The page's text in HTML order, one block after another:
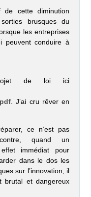
de cette diminution
brusques du
les entreprises
peuvent conduire à
de loi ici
. J’ai cru rêver en
ce n’est pas
quand un
immédiat pour
dans le dos les
sur l’innovation, il
brutal et dangereux